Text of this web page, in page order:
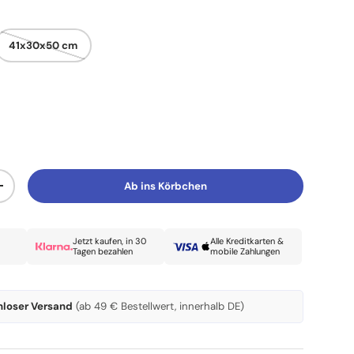
41x30x50 cm
erhöhen Ab ins Körbchen
Jetzt kaufen, in 30
Tagen bezahlen
Alle Kreditkarten &
mobile Zahlungen
Versand (ab 49 € Bestellwert, innerhalb DE)